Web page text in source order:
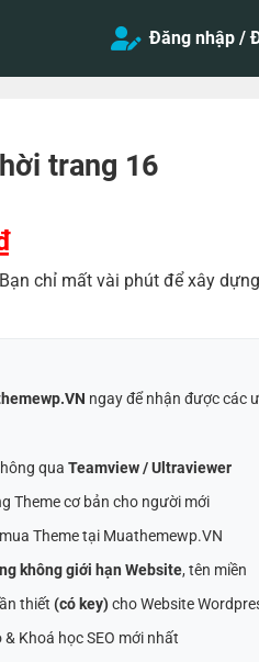
Đăng nhập /
trang 16
Giá
hiện
tạichỉ mất vài phút để xây
ngay để nhận được các
qua Teamview / Ultraviewer
Theme cơ bản cho người mới
Theme tại Muathemewp.VN
không giới hạn Website, tên miền
thiết (có key)cho Website
Khoá học SEO mới nhất